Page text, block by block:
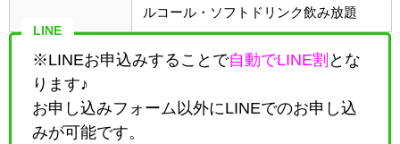
ルコール・ソフトドリンク飲み放題
LINE
※LINEお申込みすることで自動でLINE割 とな
ります♪
お申し込みフォーム以外にLINEでのお申し込
みが可能です。